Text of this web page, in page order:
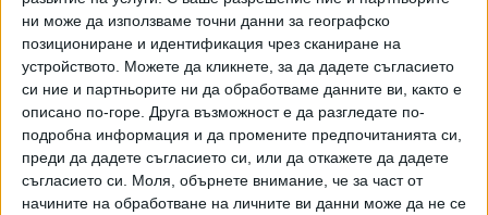
ни може да използваме точни данни за географско
позициониране и идентификация чрез сканиране на
устройството. Можете да кликнете, за да дадете съгласието
си ние и партньорите ни да обработваме данните ви, както е
описано по-горе. Друга възможност е да разгледате по-
подробна информация и да промените предпочитанията си,
преди да дадете съгласието си, или да откажете да дадете
съгласието си.
Моля, обърнете внимание, че за част от
начините на обработване на личните ви данни може да не се
наблюдава процеса в Европейския съюз.
Последвайте ни и в
Ако искате да подкрепите независимата
и качествена журналистика в “Сега”,
можете да направите дарение през
PayPal